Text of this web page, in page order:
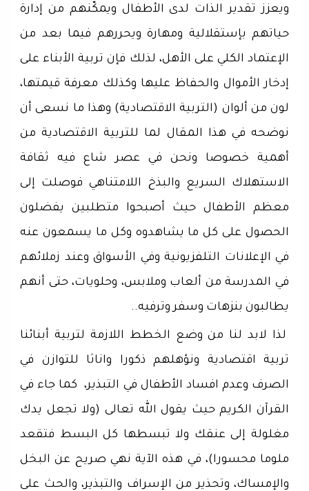
ويعزز تقدير الذات لدى الأطفال ويمكّنهم من إدارة
حياتهم بإستقلالية ومهارة ويحررهم فيما بعد من
الإعتماد الكلي على الأهل، لذلك فإن تربية الأبناء على
إدخار الأموال والحفاظ عليها وكذلك معرفة قيمتها،
لون من ألوان (التربية الاقتصادية) وهذا ما نسعى أن
نوضحه في هذا المقال لما للتربية الاقتصادية من
أهمية خصوصا ونحن في عصر شاع فيه ثقافة
الاستهلاك السريع والبذخ اللامتناهي فوصلت إلى
معظم الأطفال حيث أصبحوا متطلبين يفضلون
الحصول على كل ما يشاهدوه وكل ما يسمعون عنه
في الإعلانات التلفزيونية وفي الأسواق وعند زملائهم
في المدرسة من ألعاب وملابس، وحلويات، حتى أنهم
يطالبون بنزهات وسفر وترفيه..
لذا لابد لنا من وضع الخطط اللازمة لتربية أبنائنا
تربية اقتصادية ونؤهلهم ذكورا واناثا للتوازن في
الصرف وعدم افساد الأطفال في التبذير، كما جاء في
القرآن الكريم حيث يقول الله تعالى (ولا تجعل يدك
مغلولة إلى عنقك ولا تبسطها كل البسط فتقعد
ملوما محسورا)، في هذه الآية نهي صريح عن البخل
والإمساك، وتحذير من الإسراف والتبذير، والحث على